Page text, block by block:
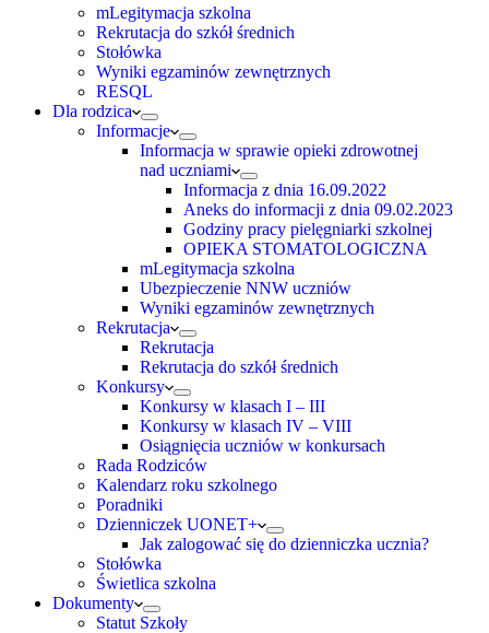
mLegitymacja szkolna
Rekrutacja do szkół średnich
Stołówka
Wyniki egzaminów zewnętrznych
RESQL
Dla rodzica
Informacje
Informacja w sprawie opieki zdrowotnej
nad uczniami
Informacja z dnia 16.09.2022
Aneks do informacji z dnia 09.02.2023
Godziny pracy pielęgniarki szkolnej
OPIEKA STOMATOLOGICZNA
mLegitymacja szkolna
Ubezpieczenie NNW uczniów
Wyniki egzaminów zewnętrznych
Rekrutacja
Rekrutacja
Rekrutacja do szkół średnich
Konkursy
Konkursy w klasach I – III
Konkursy w klasach IV – VIII
Osiągnięcia uczniów w konkursach
Rada Rodziców
Kalendarz roku szkolnego
Poradniki
Dzienniczek UONET+
Jak zalogować się do dzienniczka ucznia?
Stołówka
Świetlica szkolna
Dokumenty
Statut Szkoły